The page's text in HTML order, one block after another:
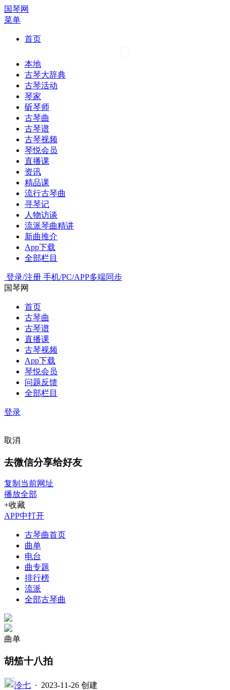
国琴网
菜单
首页
本地
古琴大辞典
古琴活动
琴家
斫琴师
古琴曲
古琴谱
古琴视频
琴悦会员
直播课
资讯
精品课
流行古琴曲
寻琴记
人物访谈
流派琴曲精讲
新曲推介
App下载
全部栏目
登录/注册 手机/PC/APP多端同步
国琴网
首页
古琴曲
古琴谱
直播课
古琴视频
App下载
琴悦会员
问题反馈
全部栏目
登录
取消
去微信分享给好友
复制当前网址
播放全部
+收藏
APP中打开
古琴曲首页
曲单
电台
曲专题
排行榜
流派
全部古琴曲
曲单
胡笳十八拍
泠七 · 2023-11-26 创建